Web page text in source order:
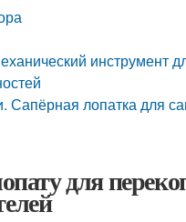
инструмент
Сапёрная лопатка для
для